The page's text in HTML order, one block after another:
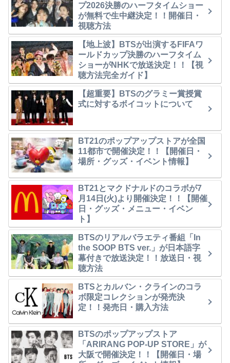
プ2026決勝のハーフタイムショー
が無料で生中継決定！！開催日・
視聴方法
【地上波】BTSが出演するFIFAワ
ールドカップ決勝のハーフタイム
ショーがNHKで放送決定！！【視
聴方法完全ガイド】
【超重要】BTSのグラミー賞授賞
式に対するボイコットについて
BT21のポップアップストアが全国
11都市で開催決定！！【開催日・
場所・グッズ・イベント情報】
BT21とマクドナルドのコラボが7
月14日(火)より開催決定！！【開催
日・グッズ・メニュー・イベン
ト】
BTSのリアルバラエティ番組「In
the SOOP BTS ver.」が日本語字
幕付きで放送決定！！放送日・視
聴方法
BTSとカルバン・クラインのコラ
ボ限定コレクションが発売決
定！！発売日・購入方法
BTSのポップアップストア
「ARIRANG POP-UP STORE」が
大阪で開催決定！！【開催日・場